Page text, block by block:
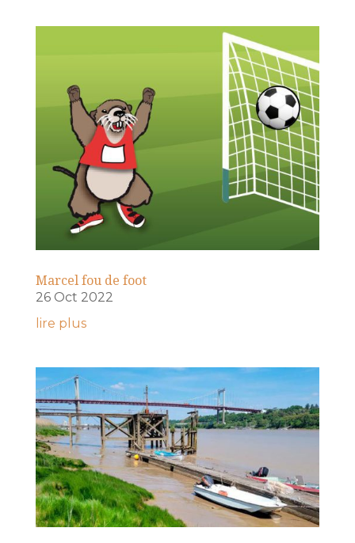
Marcel fou de foot
26 Oct 2022
lire plus